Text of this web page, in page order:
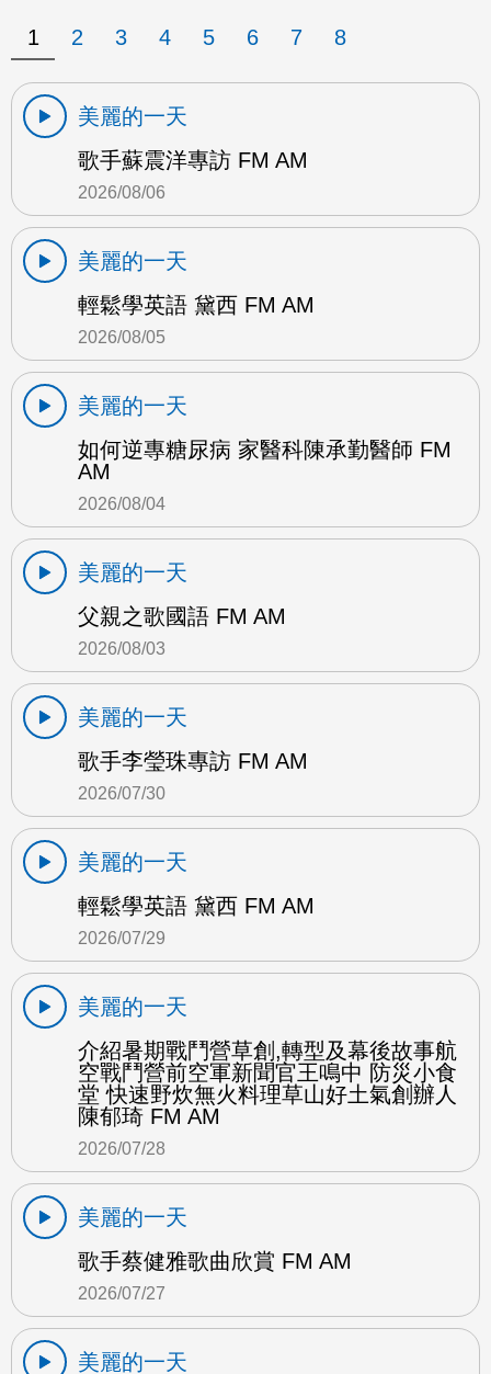
1 2 3 4 5 6 7 8
美麗的一天
歌手蘇震洋專訪 FM AM
2026/08/06
美麗的一天
輕鬆學英語 黛西 FM AM
2026/08/05
美麗的一天
如何逆專糖尿病 家醫科陳承勤醫師 FM
AM
2026/08/04
美麗的一天
父親之歌國語 FM AM
2026/08/03
美麗的一天
歌手李瑩珠專訪 FM AM
2026/07/30
美麗的一天
輕鬆學英語 黛西 FM AM
2026/07/29
美麗的一天
介紹暑期戰鬥營草創,轉型及幕後故事航
空戰鬥營前空軍新聞官王鳴中 防災小食
堂 快速野炊無火料理草山好土氣創辦人
陳郁琦 FM AM
2026/07/28
美麗的一天
歌手蔡健雅歌曲欣賞 FM AM
2026/07/27
美麗的一天